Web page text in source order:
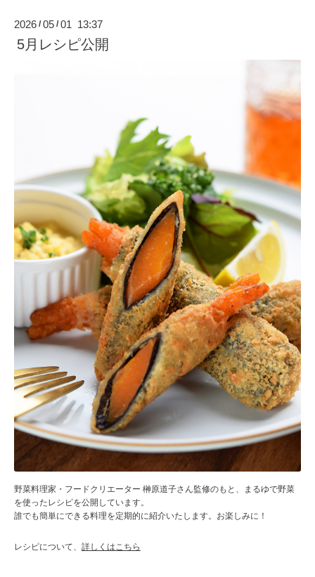
2026 /05 /01 13:37
5月レシピ公開
野菜料理家・フードクリエーター 榊原道子さん監修のもと、まるゆで野菜
を使ったレシピを公開しています。
誰でも簡単にできる料理を定期的に紹介いたします。お楽しみに！
レシピについて、 詳しくはこちら